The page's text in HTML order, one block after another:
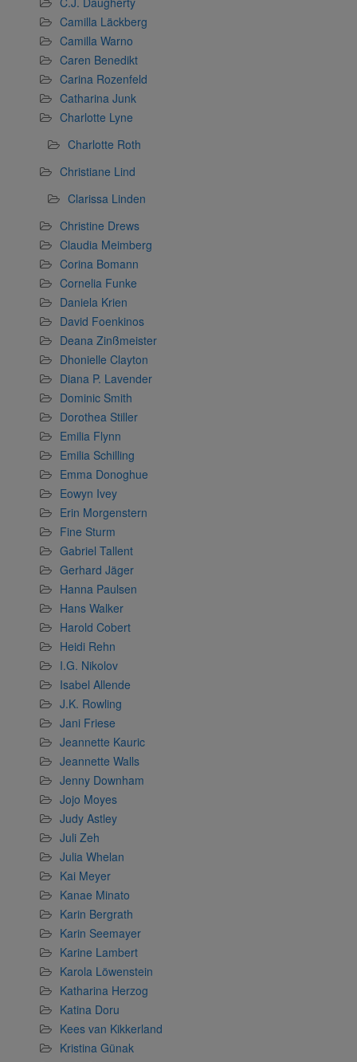
Camilla Läckberg
Camilla Warno
Caren Benedikt
Carina Rozenfeld
Catharina Junk
Charlotte Lyne
Charlotte Roth
Christiane Lind
Clarissa Linden
Christine Drews
Claudia Meimberg
Corina Bomann
Cornelia Funke
Daniela Krien
David Foenkinos
Deana Zinßmeister
Dhonielle Clayton
Diana P. Lavender
Dominic Smith
Dorothea Stiller
Emilia Flynn
Emilia Schilling
Emma Donoghue
Eowyn Ivey
Erin Morgenstern
Fine Sturm
Gabriel Tallent
Gerhard Jäger
Hanna Paulsen
Hans Walker
Harold Cobert
Heidi Rehn
I.G. Nikolov
Isabel Allende
J.K. Rowling
Jani Friese
Jeannette Kauric
Jeannette Walls
Jenny Downham
Jojo Moyes
Judy Astley
Juli Zeh
Julia Whelan
Kai Meyer
Kanae Minato
Karin Bergrath
Karin Seemayer
Karine Lambert
Karola Löwenstein
Katharina Herzog
Katina Doru
Kees van Kikkerland
Kristina Günak